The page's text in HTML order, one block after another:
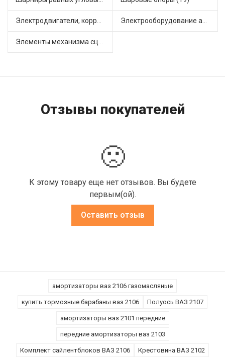
Электродвигатели, корректоры и приводы автомобильн (22) Электрооборудование автомобилей (25)
Элементы механизма сцепления (63)
Отзывы покупателей
🙁
К этому товару еще нет отзывов. Вы будете
первым(ой).
Оставить отзыв
амортизаторы ваз 2106 газомасляные
купить тормозные барабаны ваз 2106 Полуось ВАЗ 2107
амортизаторы ваз 2101 передние
передние амортизаторы ваз 2103
Комплект сайлентблоков ВАЗ 2106 Крестовина ВАЗ 2102